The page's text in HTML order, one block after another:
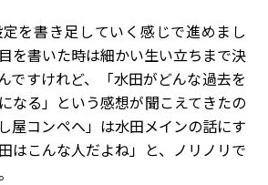
を書き足していく感じで進めまし
を書いた時は細かい生い立ちまで決
ですけれど、「水田がどんな過去を
なる」という感想が聞こえてきたの
屋コンペへ」は水田メインの話にす
はこんな人だよね」と、ノリノリで